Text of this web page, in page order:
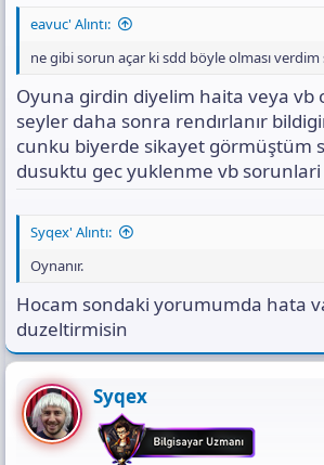
eavuc' Alıntı:
ne gibi sorun açar ki sdd böyle olması verdim
Oyuna girdin diyelim haita veya vb
seyler daha sonra rendırlanır
cunku biyerde sikayet görmüştüm
dusuktu gec yuklenme vb
Syqex' Alıntı:
Oynanır.
Hocam sondaki yorumumda hata
duzeltirmisin
Syqex